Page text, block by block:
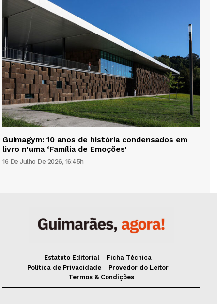
Guimagym: 10 anos de história condensados em
livro n’uma ‘Família de Emoções’
16 De Julho De 2026, 16:45h
Estatuto Editorial
Ficha Técnica
Política de Privacidade
Provedor do Leitor
Termos & Condições